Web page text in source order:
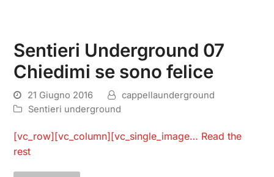
Sentieri Underground 07
Chiedimi se sono felice
21 Giugno 2016
cappellaunderground
Sentieri underground
[vc_row][vc_column][vc_single_image… Read the
rest